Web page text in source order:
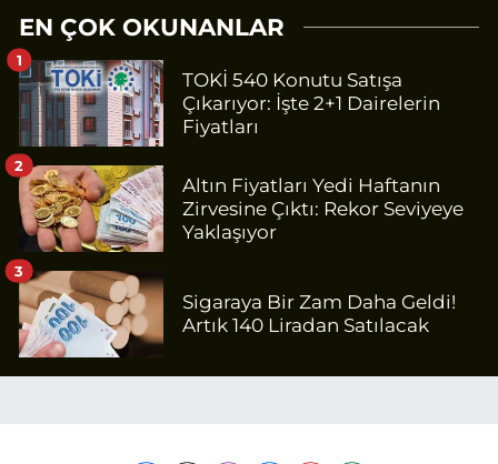
EN ÇOK OKUNANLAR
TOKİ 540 Konutu Satışa
Çıkarıyor: İşte 2+1 Dairelerin
Fiyatları
1
Altın Fiyatları Yedi Haftanın
Zirvesine Çıktı: Rekor Seviyeye
Yaklaşıyor
2
Sigaraya Bir Zam Daha Geldi!
Artık 140 Liradan Satılacak
3